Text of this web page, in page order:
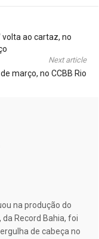
volta ao cartaz, no
Next article
março, no CCBB Rio
na produção do
da Record Bahia, foi
de cabeça no